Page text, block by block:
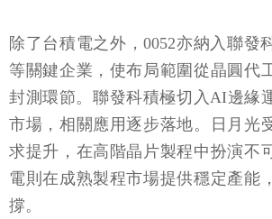
除了台積電之外，0052亦納入聯發
等關鍵企業，使布局範圍從晶圓代
封測環節。聯發科積極切入AI邊緣
市場，相關應用逐步落地。日月光
求提升，在高階晶片製程中扮演不
電則在成熟製程市場提供穩定產能
撐。